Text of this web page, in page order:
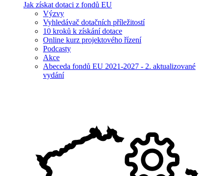
Jak získat dotaci z fondů EU
Výzvy
Vyhledávač dotačních příležitostí
10 kroků k získání dotace
Online kurz projektového řízení
Podcasty
Akce
Abeceda fondů EU 2021-2027 - 2. aktualizované
vydání